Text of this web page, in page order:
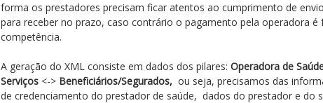
forma os prestadores precisam ficar atentos ao cumprimento de
para receber no prazo, caso contrário o pagamento pela operadora é
competência.
A geração do XML consiste em dados dos pilares: Operadora de
Serviços <-> Beneficiários/Segurados, ou seja, precisamos das
de credenciamento do prestador de saúde, dados do prestador e do